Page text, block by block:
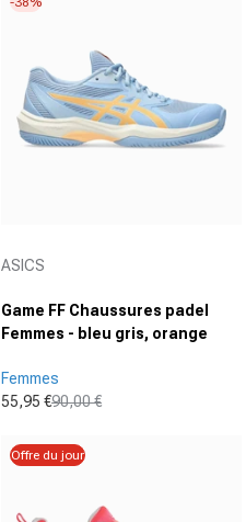
ASICS
Game FF Chaussures padel
Femmes - bleu gris, orange
Femmes
Prix promotionnel
55,95 €
Prix normal
90,00 €
Offre du jour